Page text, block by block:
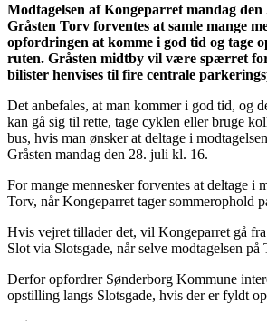
Modtagelsen af Kongeparret mandag
Gråsten Torv forventes at samle mange
opfordringen at komme i god tid og tage
ruten. Gråsten midtby vil være spærret
bilister henvises til fire centrale
Det anbefales, at man kommer i god tid, og
kan gå sig til rette, tage cyklen eller bruge
bus, hvis man ønsker at deltage i
Gråsten mandag den 28. juli kl. 16.
For mange mennesker forventes at deltage i
Torv, når Kongeparret tager sommerophold
Hvis vejret tillader det, vil Kongeparret gå
Slot via Slotsgade, når selve modtagelsen på
Derfor opfordrer Sønderborg Kommune
opstilling langs Slotsgade, hvis der er fyldt